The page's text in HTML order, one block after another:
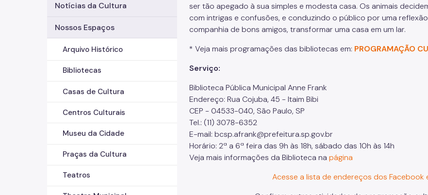
Notícias da Cultura
Nossos Espaços
Arquivo Histórico
Bibliotecas
Casas de Cultura
Centros Culturais
Museu da Cidade
Praças da Cultura
Teatros
ser tão apegado à sua simples e modesta casa. Os animais
com intrigas e confusões, e conduzindo o público por uma
companhia de bons amigos, transformar uma casa em um lar.
* Veja mais programações das bibliotecas em: PROGRAMAÇÃO
Serviço:
​​​​​​Biblioteca Pública Municipal Anne Frank
Endereço: Rua Cojuba, 45 - Itaim Bibi
CEP - 04533-040, São Paulo, SP
Tel.: (11) 3078-6352
E-mail: bcsp.afrank@prefeitura.sp.gov.br
Horário: 2ª a 6ª feira das 9h às 18h, sábado das 10h às 14h
Veja mais informações da Biblioteca na página
Acesse a lista de endereços dos Facebook